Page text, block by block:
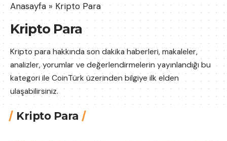
Anasayfa » Kripto Para
Kripto Para
Kripto para hakkında son dakika haberleri, makaleler,
analizler, yorumlar ve değerlendirmelerin yayınlandığı bu
kategori ile CoinTürk üzerinden bilgiye ilk elden
ulaşabilirsiniz.
Kripto Para